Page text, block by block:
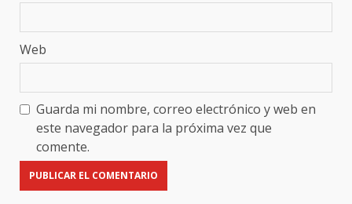
Web
Guarda mi nombre, correo electrónico y web en
este navegador para la próxima vez que
comente.